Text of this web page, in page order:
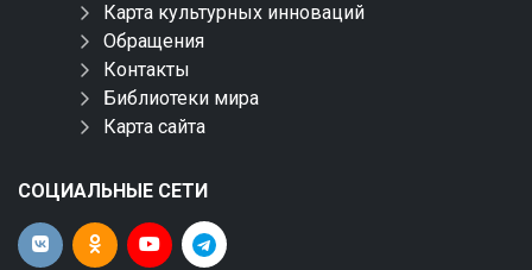
Карта культурных инноваций
Обращения
Контакты
Библиотеки мира
Карта сайта
СОЦИАЛЬНЫЕ СЕТИ